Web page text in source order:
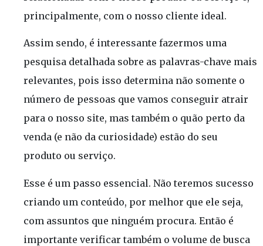
principalmente, com o nosso cliente ideal.
Assim sendo, é interessante fazermos uma
pesquisa detalhada sobre as palavras-chave mais
relevantes, pois isso determina não somente o
número de pessoas que vamos conseguir atrair
para o nosso site, mas também o quão perto da
venda (e não da curiosidade) estão do seu
produto ou serviço.
Esse é um passo essencial. Não teremos sucesso
criando um conteúdo, por melhor que ele seja,
com assuntos que ninguém procura. Então é
importante verificar também o volume de busca